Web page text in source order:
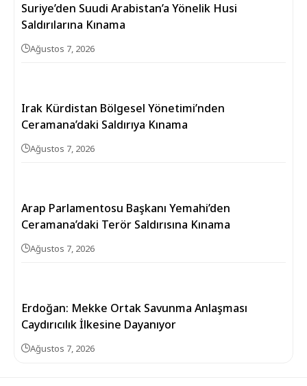
Suriye’den Suudi Arabistan’a Yönelik Husi
Saldırılarına Kınama
Ağustos 7, 2026
Irak Kürdistan Bölgesel Yönetimi’nden
Ceramana’daki Saldırıya Kınama
Ağustos 7, 2026
Arap Parlamentosu Başkanı Yemahi’den
Ceramana’daki Terör Saldırısına Kınama
Ağustos 7, 2026
Erdoğan: Mekke Ortak Savunma Anlaşması
Caydırıcılık İlkesine Dayanıyor
Ağustos 7, 2026